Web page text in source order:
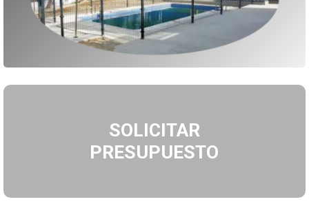
SOLICITAR
PRESUPUESTO